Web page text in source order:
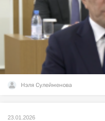
Нэля Сулейменова
23.01.2026